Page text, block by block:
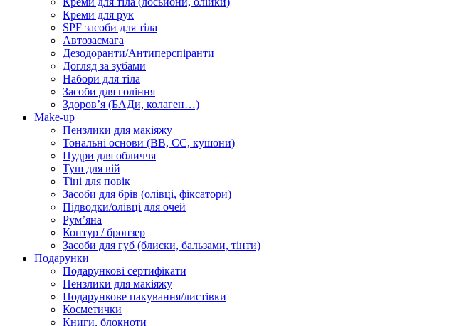
Креми для рук
SPF засоби для тіла
Автозасмага
Дезодоранти/Антиперспіранти
Догляд за зубами
Набори для тіла
Засоби для гоління
Здоровʼя (БАДи, колаген…)
Make-up
Пензлики для макіяжу
Тональні основи (BB, CC, кушони)
Пудри для обличчя
Туш для вій
Тіні для повік
Засоби для брів (олівці, фіксатори)
Підводки/олівці для очей
Румʼяна
Контур / бронзер
Засоби для губ (блиски, бальзами, тінти)
Подарунки
Подарункові сертифікати
Пензлики для макіяжу
Подарункове пакування/листівки
Косметички
Книги, блокноти